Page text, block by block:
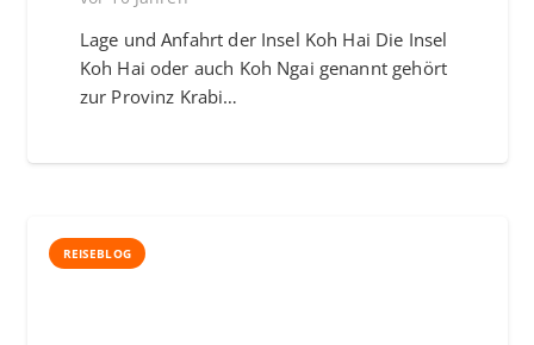
Lage und Anfahrt der Insel Koh Hai Die Insel
Koh Hai oder auch Koh Ngai genannt gehört
zur Provinz Krabi…
REISEBLOG